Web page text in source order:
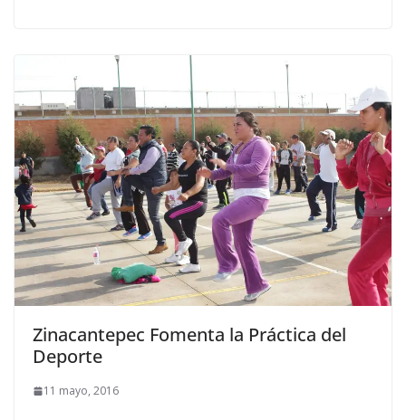
Zinacantepec Fomenta la Práctica del
Deporte
11 mayo, 2016